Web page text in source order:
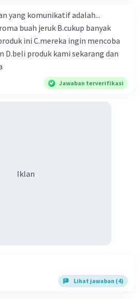
yang komunikatif adalah...
buah jeruk B.cukup banyak
ini C.mereka ingin mencoba
D.beli produk kami sekarang dan
Jawaban terverifikasi
Iklan
Lihat jawaban (4)